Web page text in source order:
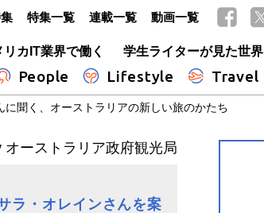
リカIT業界で働く
学生ライターが見た世界
People Lifestyle Travel
特集一覧 連載一覧 動画一覧
に聞く、オーストラリアの新しい旅のかたち
オーストラリア政府観光局
ラ・オレインさんを案